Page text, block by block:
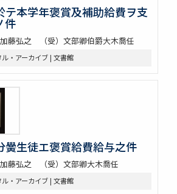
テ本学年褒賞及補助給費ヲ支
件
加藤弘之 （受）文部卿伯爵大木喬任
・アーカイブ | 文書館
黌生徒エ褒賞給費給与之件
加藤弘之 （受）文部卿大木喬任
・アーカイブ | 文書館